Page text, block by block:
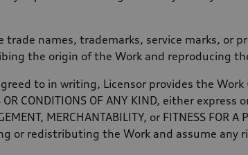
names, trademarks, service marks, or
the origin of the Work and reproducing
to in writing, Licensor provides the
CONDITIONS OF ANY KIND, either
MERCHANTABILITY, or FITNESS FOR A
redistributing the Work and assume any